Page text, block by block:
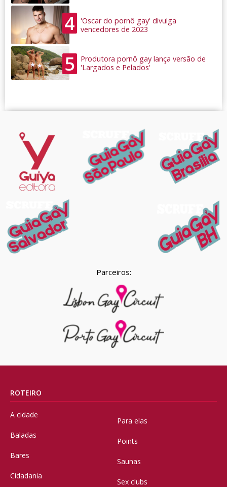
4
'Oscar do pornô gay' divulga
vencedores de 2023
5
Produtora pornô gay lança versão de
'Largados e Pelados'
Parceiros:
ROTEIRO
A cidade
Baladas
Bares
Cidadania
Para elas
Points
Saunas
Sex clubs